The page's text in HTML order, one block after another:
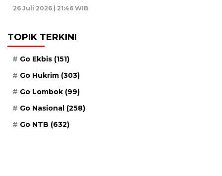
26 Juli 2026 | 21:46 WIB
TOPIK TERKINI
Go Ekbis (151)
Go Hukrim (303)
Go Lombok (99)
Go Nasional (258)
Go NTB (632)